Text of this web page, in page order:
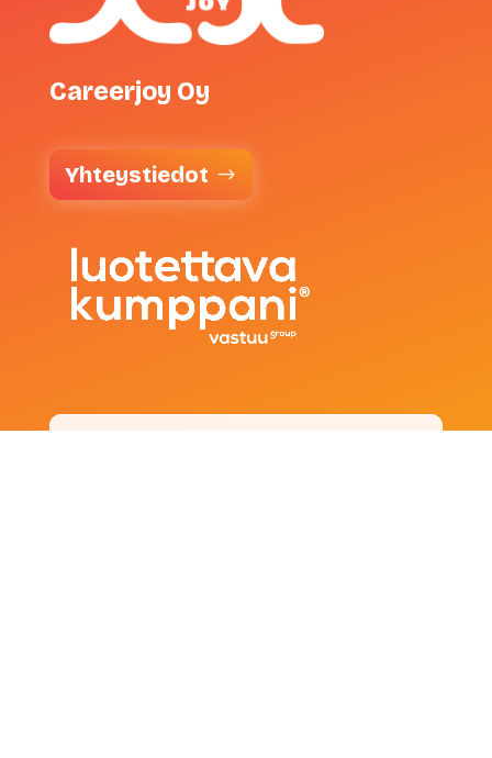
Careerjoy Oy
Yhteystiedot